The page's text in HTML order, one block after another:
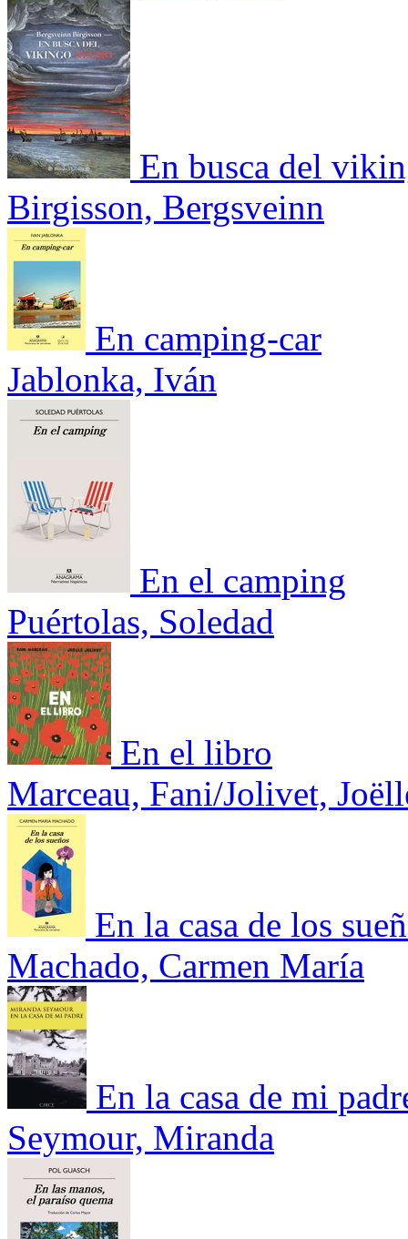
En busca del
Birgisson, Bergsveinn
En camping-car
Jablonka, Iván
En el camping
Puértolas, Soledad
En el libro
Marceau, Fani/Jolivet,
En la casa de los
Machado, Carmen María
En la casa de mi
Seymour, Miranda